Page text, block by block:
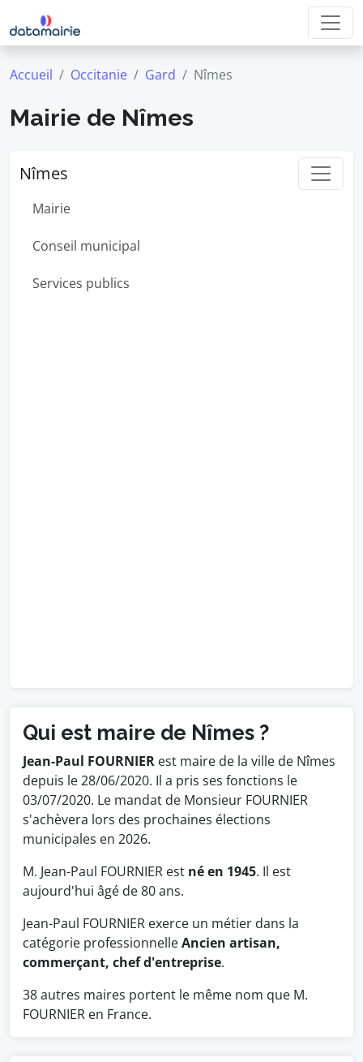
Accueil Occitanie Gard Nîmes
Mairie de Nîmes
Nîmes
Mairie
Conseil municipal
Services publics
Qui est maire de Nîmes ?
Jean-Paul FOURNIER est maire de la ville de Nîmes
depuis le 28/06/2020. Il a pris ses fonctions le
03/07/2020. Le mandat de Monsieur FOURNIER
s'achèvera lors des prochaines élections
municipales en 2026.
M. Jean-Paul FOURNIER est né en 1945. Il est
aujourd'hui âgé de 80 ans.
Jean-Paul FOURNIER exerce un métier dans la
catégorie professionnelleAncien artisan,
commerçant, chef d'entreprise.
38 autres maires portent le même nom que M.
FOURNIER en France.